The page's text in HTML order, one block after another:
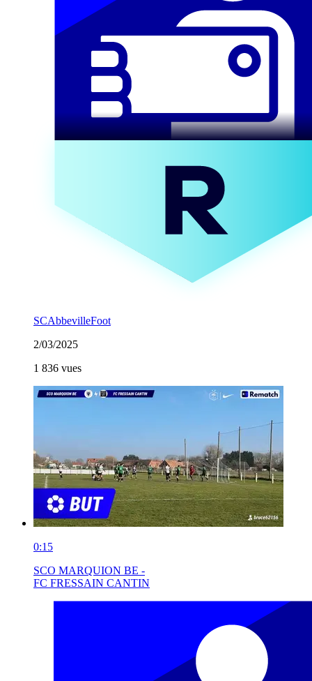
SCAbbevilleFoot
2/03/2025
1 836 vues
0:15
SCO MARQUION BE -
FC FRESSAIN CANTIN